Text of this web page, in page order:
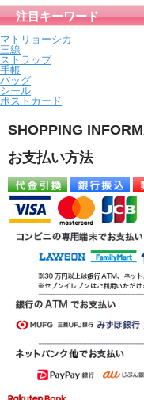
注目キーワード
マトリョーシカ
三線
ストラップ
手帳
バッグ
シール
ポストカード
SHOPPING
お支払い方法